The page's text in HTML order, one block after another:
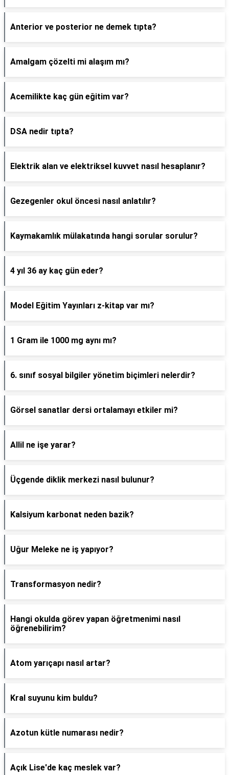
Anterior ve posterior ne demek tıpta?
Amalgam çözelti mi alaşım mı?
Acemilikte kaç gün eğitim var?
DSA nedir tıpta?
Elektrik alan ve elektriksel kuvvet nasıl hesaplanır?
Gezegenler okul öncesi nasıl anlatılır?
Kaymakamlık mülakatında hangi sorular sorulur?
4 yıl 36 ay kaç gün eder?
Model Eğitim Yayınları z-kitap var mı?
1 Gram ile 1000 mg aynı mı?
6. sınıf sosyal bilgiler yönetim biçimleri nelerdir?
Görsel sanatlar dersi ortalamayı etkiler mi?
Allil ne işe yarar?
Üçgende diklik merkezi nasıl bulunur?
Kalsiyum karbonat neden bazik?
Uğur Meleke ne iş yapıyor?
Transformasyon nedir?
Hangi okulda görev yapan öğretmenimi nasıl
öğrenebilirim?
Atom yarıçapı nasıl artar?
Kral suyunu kim buldu?
Azotun kütle numarası nedir?
Açık Lise'de kaç meslek var?